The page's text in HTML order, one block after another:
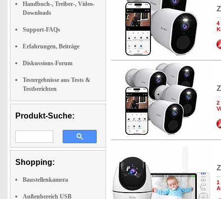
Handbuch-, Treiber-, Video-
Downloads
Support-FAQs
Erfahrungen, Beiträge
Diskussions-Forum
Testergebnisse aus Tests &
Testberichten
Produkt-Suche:
Shopping:
Baustellenkamera
Außenbereich USB
4
2
1